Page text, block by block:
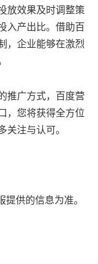
放效果及时调整策
入产出比。借助百
，企业能够在激烈
推广方式，百度营
，您将获得全方位
注与认可。
供的信息为准。